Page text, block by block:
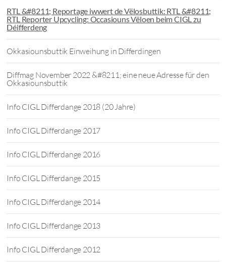
RTL &#8211; Reportage iwwert de Vëlosbuttik: RTL &#8211;
RTL Reporter Upcycling: Occasiouns Vëloen beim CIGL zu
Déifferdeng
Okkasiounsbuttik Einweihung in Differdingen
Diffmag November 2022 &#8211; eine neue Adresse für den
Okkasiounsbuttik
Info CIGL Differdange 2018 (20 Jahre)
Info CIGL Differdange 2017
Info CIGL Differdange 2016
Info CIGL Differdange 2015
Info CIGL Differdange 2014
Info CIGL Differdange 2013
Info CIGL Differdange 2012